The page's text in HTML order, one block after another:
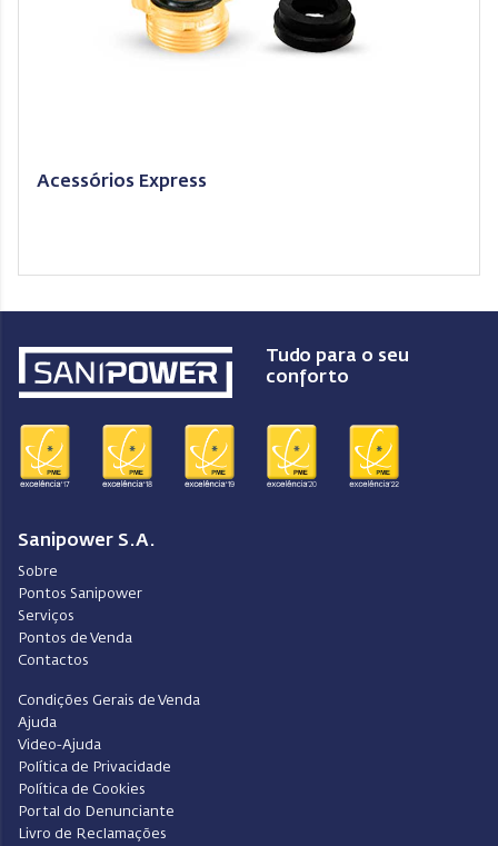
Acessórios Express
Tudo para o seu
conforto
Sanipower S.A.
Sobre
Pontos Sanipower
Serviços
Pontos de Venda
Contactos
Condições Gerais de Venda
Ajuda
Video-Ajuda
Política de Privacidade
Política de Cookies
Portal do Denunciante
Livro de Reclamações